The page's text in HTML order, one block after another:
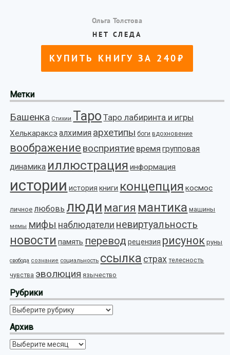
Метки
Башенка Стихии Таро Таро лабиринта и игры
Хелькараксэ алхимия архетипы боги вдохновение
воображение восприятие время групповая
динамика иллюстрация информация
истории история книги концепция космос
личное любовь люди магия мантика машины
мемы мифы наблюдатели невиртуальность
новости память перевод рецензия рисунок руны
свобода сознание социальность ссылка страх телесность
чувства эволюция язычество
Рубрики
Рубрики
Архив
Архив